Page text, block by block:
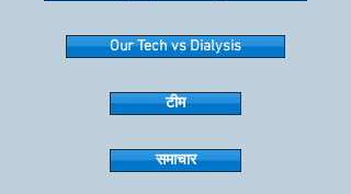
Our Tech vs Dialysis
टीम
समाचार